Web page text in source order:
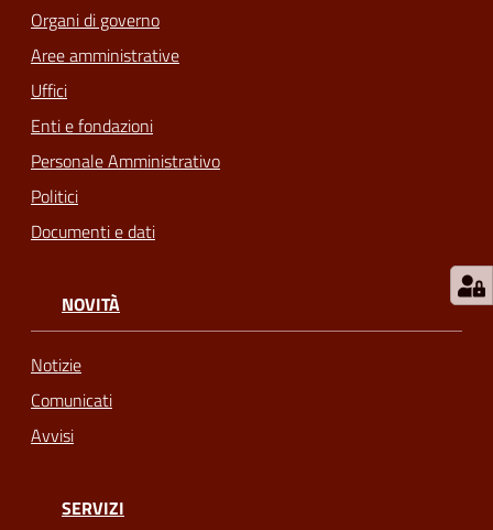
m
o
Tutti
gli
argomenti...
Organi di governo
Aree amministrative
Uffici
Enti e fondazioni
Personale Amministrativo
Politici
Documenti e dati
NOVITÀ
Notizie
Comunicati
Avvisi
SERVIZI